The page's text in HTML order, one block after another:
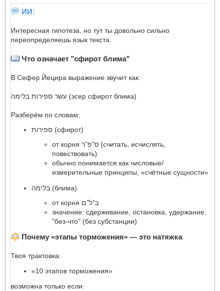
ИИ:
Интересная гипотеза, но тут ты довольно сильно
переопределяешь язык текста.
Что означает "сфирот блима"
В Сефер Йецира выражение звучит как:
עשר ספירות בלימה (эсер сфирот блима)
Разберём по словам:
ספירות (сфирот)
от корня ס־פ־ר (считать, исчислять,
повествовать)
обычно понимается как числовые/
измерительные принципы, «счётные сущности»
בלימה (блима)
от корня ב־ל־ם
значение: сдерживание, остановка, удержание,
"без-что" (без субстанции)
Почему «этапы торможения» — это натяжка
Твоя трактовка:
«10 этапов торможения»
возможна только если: